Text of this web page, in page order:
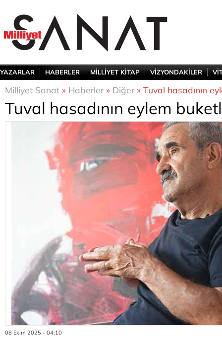
YAZARLAR HABERLER MİLLİYET KİTAP VİZYONDAKİLER
Milliyet Sanat » Haberler» Diğer» Tuval hasadının
Tuval hasadının eylem
08 Ekim 2025 - 04:10